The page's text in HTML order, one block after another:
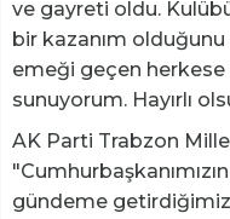
ve gayreti oldu.
bir kazanım
emeği geçen herkese
sunuyorum. Hayırlı
AK Parti Trabzon
gündeme